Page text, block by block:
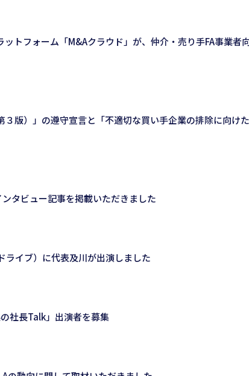
ットフォーム「M&Aクラウド」が、仲介・売り手FA事業者
版）」の遵守宣言と「不適切な買い手企業の排除に向け
タビュー記事を掲載いただきました
イブ）に代表及川が出演しました
社長Talk」出演者を募集